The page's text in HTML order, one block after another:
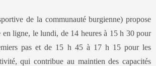
de la communauté burgienne) propose
en ligne, le lundi, de 14 heures à 15 h 30 pour
pas et de 15 h 45 à 17 h 15 pour les
qui contribue au maintien des capacités